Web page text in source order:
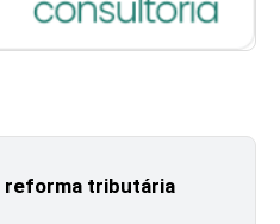
reforma tributária